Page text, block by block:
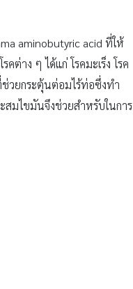
aminobutyric acid ที่ให้
ต่าง ๆ ได้แก่ โรคมะเร็ง โรค
วยกระตุ้นต่อมไร้ท่อซึ่งทำ
สมไขมันจึงช่วยสำหรับในการ